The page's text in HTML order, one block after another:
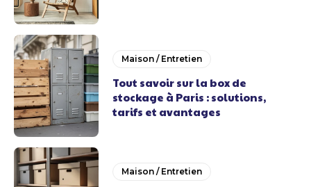
Maison / Entretien
Tout savoir sur la box de
stockage à Paris : solutions,
tarifs et avantages
Maison / Entretien